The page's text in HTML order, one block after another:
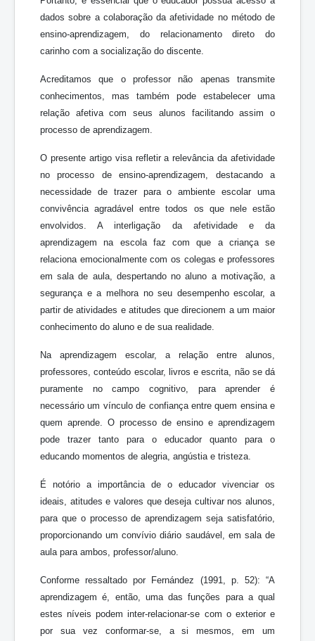
dados sobre a colaboração da afetividade no método de
ensino-aprendizagem, do relacionamento direto do
carinho com a socialização do discente.
Acreditamos que o professor não apenas transmite
conhecimentos, mas também pode estabelecer uma
relação afetiva com seus alunos facilitando assim o
processo de aprendizagem.
O presente artigo visa refletir a relevância da afetividade
no processo de ensino-aprendizagem, destacando a
necessidade de trazer para o ambiente escolar uma
convivência agradável entre todos os que nele estão
envolvidos. A interligação da afetividade e da
aprendizagem na escola faz com que a criança se
relaciona emocionalmente com os colegas e professores
em sala de aula, despertando no aluno a motivação, a
segurança e a melhora no seu desempenho escolar, a
partir de atividades e atitudes que direcionem a um maior
conhecimento do aluno e de sua realidade.
Na aprendizagem escolar, a relação entre alunos,
professores, conteúdo escolar, livros e escrita, não se dá
puramente no campo cognitivo, para aprender é
necessário um vínculo de confiança entre quem ensina e
quem aprende. O processo de ensino e aprendizagem
pode trazer tanto para o educador quanto para o
educando momentos de alegria, angústia e tristeza.
É notório a importância de o educador vivenciar os
ideais, atitudes e valores que deseja cultivar nos alunos,
para que o processo de aprendizagem seja satisfatório,
proporcionando um convívio diário saudável, em sala de
aula para ambos, professor/aluno.
Conforme ressaltado por Fernández (1991, p. 52): “A
aprendizagem é, então, uma das funções para a qual
estes níveis podem inter-relacionar-se com o exterior e
por sua vez conformar-se, a si mesmos, em um